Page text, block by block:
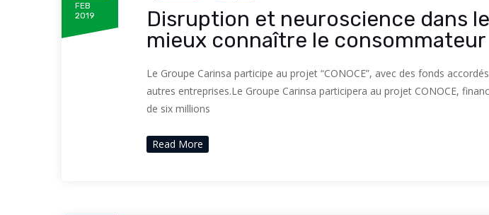
FEB
2019
Disruption et neuroscience dans
mieux connaître le consommateur
Le Groupe Carinsa participe au projet “CONOCE”, avec des fonds
autres entreprises.Le Groupe Carinsa participera au projet CONOCE,
de six millions
Read More